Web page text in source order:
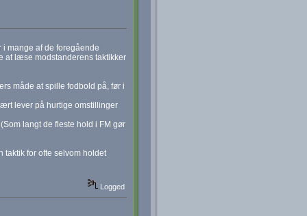
mange af de foregående
at læse modstanderens taktikker
måde at spille fodbold på, før i
lever på hurtige omstillinger
langt de fleste hold i FM gør
taktik for ofte selvom holdet
Logged